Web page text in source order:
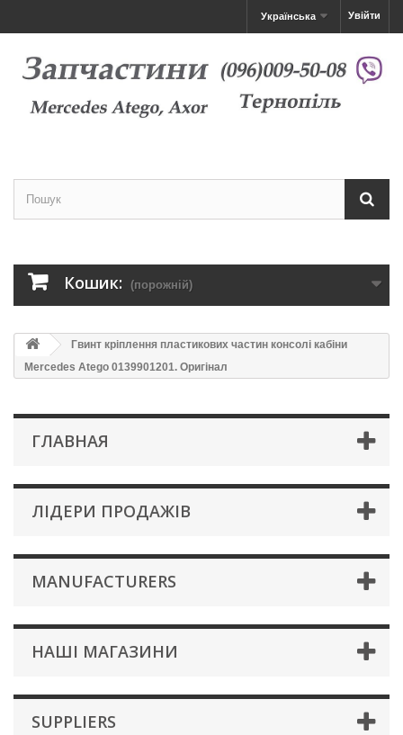
Увійти
Українська
Кошик: (порожній)
Гвинт кріплення пластикових частин консолі кабіни
Mercedes Atego 0139901201. Оригінал
ГЛАВНАЯ
ЛІДЕРИ ПРОДАЖІВ
MANUFACTURERS
НАШІ МАГАЗИНИ
SUPPLIERS